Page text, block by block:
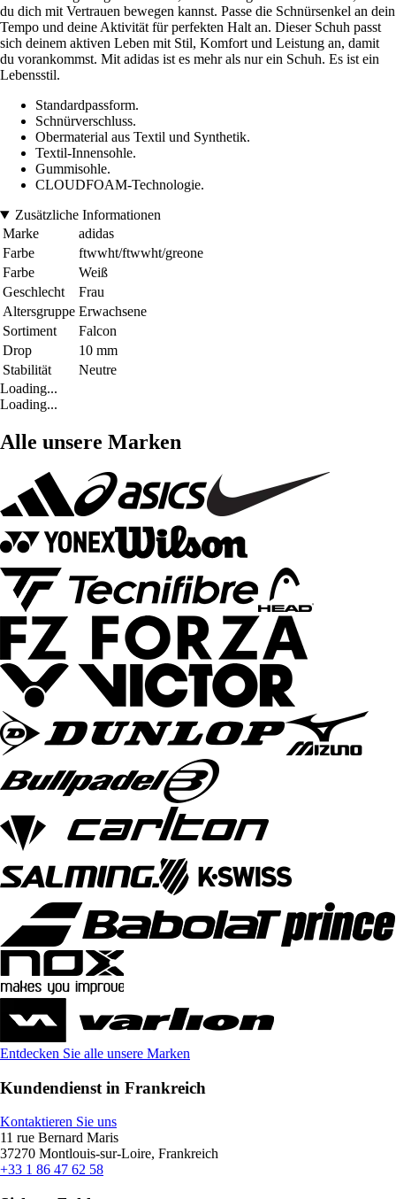
du dich mit Vertrauen bewegen kannst. Passe die Schnürsenkel an dein
Tempo und deine Aktivität für perfekten Halt an. Dieser Schuh passt
sich deinem aktiven Leben mit Stil, Komfort und Leistung an, damit
du vorankommst. Mit adidas ist es mehr als nur ein Schuh. Es ist ein
Lebensstil.
Standardpassform.
Schnürverschluss.
Obermaterial aus Textil und Synthetik.
Textil-Innensohle.
Gummisohle.
CLOUDFOAM-Technologie.
Zusätzliche Informationen
Marke
adidas
Farbe
ftwwht/ftwwht/greone
Farbe
Weiß
Geschlecht
Frau
Altersgruppe Erwachsene
Sortiment
Falcon
Drop
10 mm
Stabilität
Neutre
Loading...
Loading...
Alle unsere Marken
Entdecken Sie alle unsere Marken
Kundendienst in Frankreich
Kontaktieren Sie uns
11 rue Bernard Maris
37270 Montlouis-sur-Loire, Frankreich
+33 1 86 47 62 58